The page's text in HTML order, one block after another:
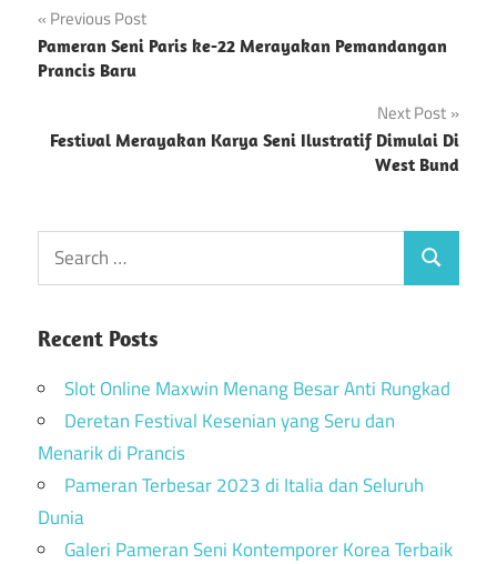
Post
navigation
Previous Post
Pameran Seni Paris ke-22 Merayakan Pemandangan
Prancis Baru
Next Post
Festival Merayakan Karya Seni Ilustratif Dimulai Di
West Bund
Recent Posts
Slot Online Maxwin Menang Besar Anti Rungkad
Deretan Festival Kesenian yang Seru dan
Menarik di Prancis
Pameran Terbesar 2023 di Italia dan Seluruh
Dunia
Galeri Pameran Seni Kontemporer Korea Terbaik